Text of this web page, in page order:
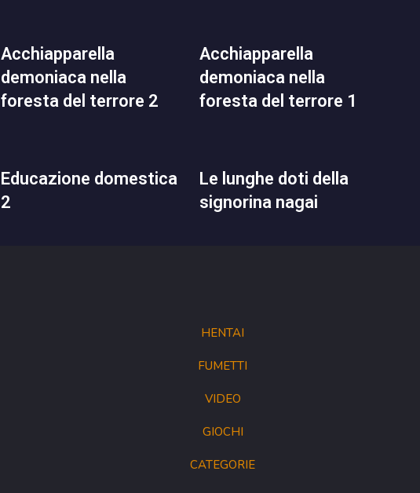
acchiapparella
demoniaca nella
foresta del terrore 2
acchiapparella
demoniaca nella
foresta del terrore 1
educazione domestica
2
le lunghe doti della
signorina nagai
HENTAI
FUMETTI
VIDEO
GIOCHI
CATEGORIE